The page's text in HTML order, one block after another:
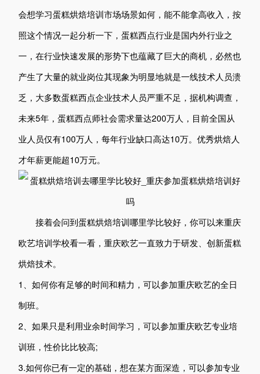
会想学习蛋糕烘焙培训市场场景如何，能不能拿高收入，按
照这个情况一起分析一下，蛋糕西点行业是国内外行业之
一，在行业快速发展的形势下也蕴藏了巨大的商机，必然也
产生了大量的就业岗位其现象为明显地就是一线技术人员溃
乏，大多数蛋糕西点企业技术人员严重不足，据机构调查，
未来5年，蛋糕西点师社会需求量达200万人，目前全国从
业人员仅有100万人，每年行业缺口高达10万。优秀烘焙人
才年薪更能超10万元。
接着会问到蛋糕烘焙培训哪里学比较好，你可以来重庆
欧艺培训学校看一看，重庆欧艺一直致力于研发、创新蛋糕
烘焙技术。
1、如何你有足够的时间和精力，可以参加重庆欧艺的全日
制班。
2、如果只是利用业余时间学习，可以参加重庆欧艺专业培
训班，性价比比较高;
3.如何你已有一定的基础，想在某方面深造，可以参加专业